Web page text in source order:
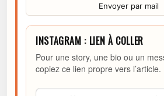
Envoyer par mail
INSTAGRAM : LIEN À COLLER
Pour une story, une bio ou un
copiez ce lien propre vers l’article.